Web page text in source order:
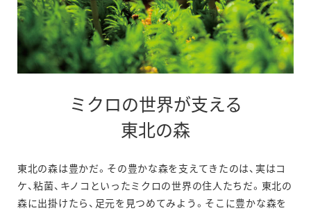
ミクロの世界が支える
東北の森
ィ
ン
東北の森は豊かだ。その豊かな森を支えてきたのは、実はコ
ケ、粘菌、キノコといったミクロの世界の住人たちだ。東北の
森に出掛けたら、足元を見つめてみよう。そこに豊かな森を